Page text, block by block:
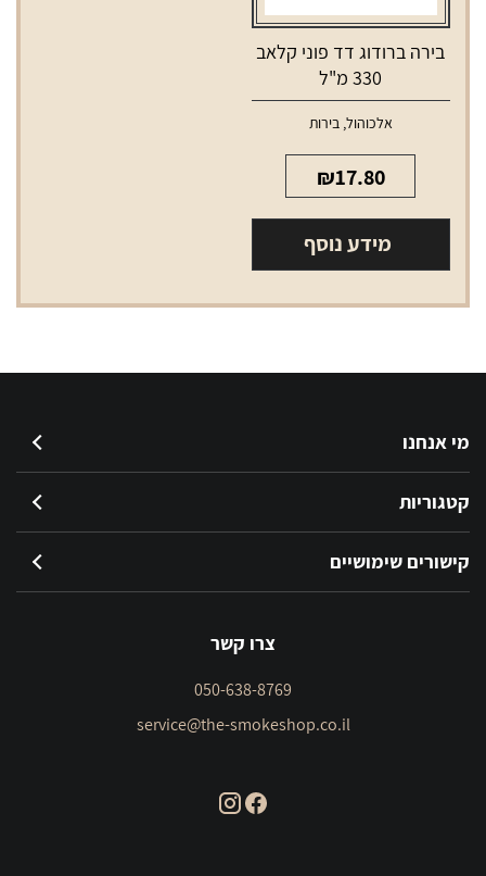
בירה ברודוג דד פוני קלאב
330 מ"ל
אלכוהול,בירות
₪17.80
מידע נוסף
מי אנחנו
קטגוריות
קישורים שימושיים
צרו קשר
050-638-8769
service@the-smokeshop.co.il